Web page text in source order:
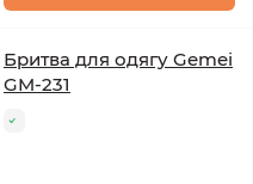
Бритва для одягу Gemei
GM-231